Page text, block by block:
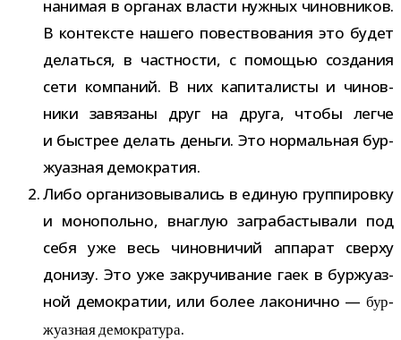
нани­мая в орга­нах вла­сти нуж­ных чинов­ни­ков.
В кон­тек­сте нашего повест­во­ва­ния это будет
делаться, в част­но­сти, с помо­щью созда­ния
сети ком­па­ний. В них капи­та­ли­сты и чинов­
ники завя­заны друг на друга, чтобы легче
и быст­рее делать деньги. Это нор­маль­ная бур­
жу­аз­ная демократия.
Либо орга­ни­зо­вы­ва­лись в еди­ную груп­пи­ровку
и моно­польно, внаг­лую загра­ба­сты­вали под
себя уже весь чинов­ни­чий аппа­рат сверху
донизу. Это уже закру­чи­ва­ние гаек в бур­жу­аз­
ной демо­кра­тии, или более лако­нично —бур­
жу­аз­ная демо­кра­тура.